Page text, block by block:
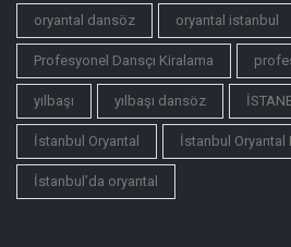
oryantal dansöz oryantal istanbul
Profesyonel Dansçı Kiralama
yılbaşı yılbaşı dansöz
İstanbul Oryantal İstanbul Oryantal
İstanbul’da oryantal